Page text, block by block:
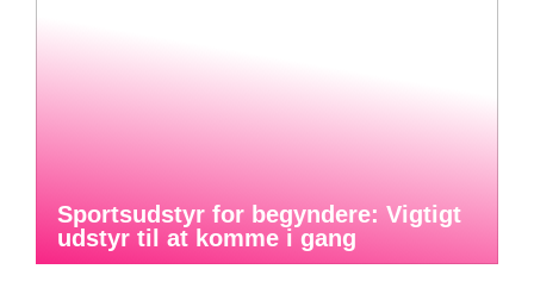
Sportsudstyr for begyndere: Vigtigt
udstyr til at komme i gang